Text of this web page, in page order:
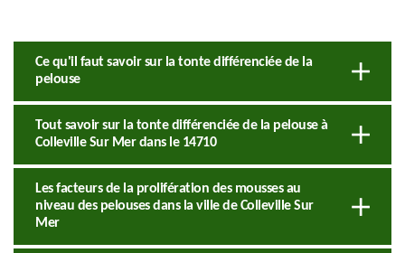
Ce qu'il faut savoir sur la tonte différenciée de la
pelouse
Tout savoir sur la tonte différenciée de la pelouse à
Colleville Sur Mer dans le 14710
Les facteurs de la prolifération des mousses au
niveau des pelouses dans la ville de Colleville Sur
Mer